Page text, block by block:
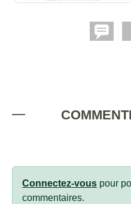
Connectez-vous pour
commentaires.